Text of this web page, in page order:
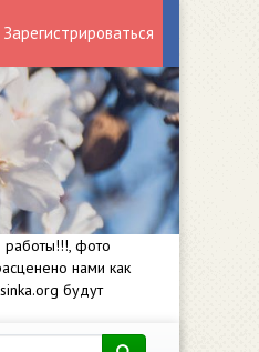
Зарегистрироваться
работы!!!, фото
нами как
будут